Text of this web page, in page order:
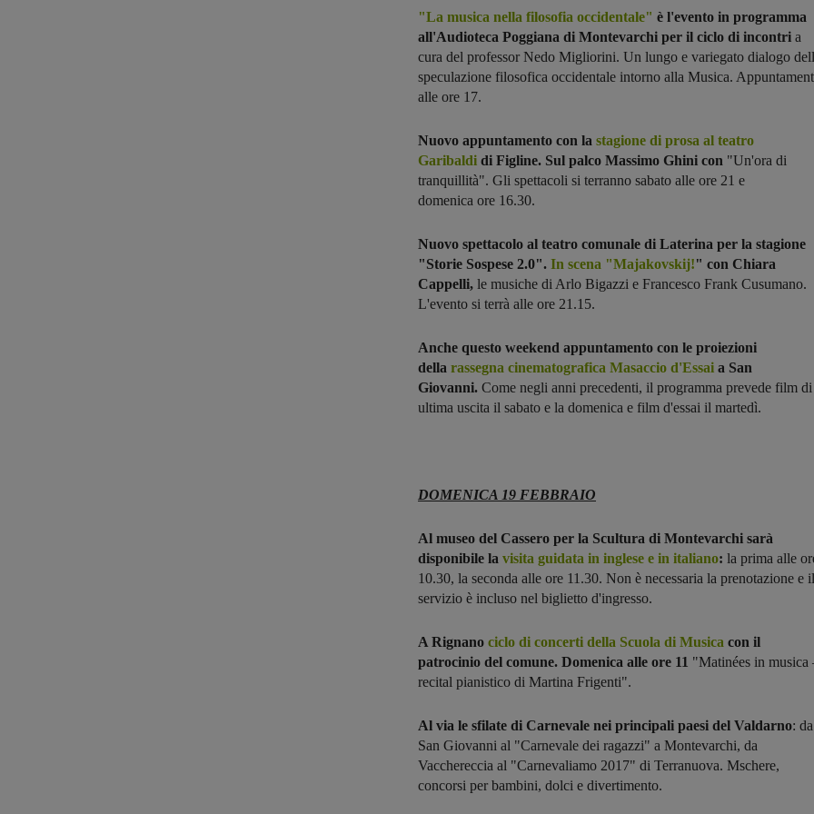
"La musica nella filosofia occidentale" è l'evento in programma
all'Audioteca Poggiana di Montevarchi per il ciclo di incontri a
cura del professor Nedo Migliorini. Un lungo e variegato dialogo
speculazione filosofica occidentale intorno alla Musica.
alle ore 17.
Nuovo appuntamento con la stagione di prosa al teatro
Garibaldi di Figline. Sul palco Massimo Ghini con "Un'ora di
tranquillità". Gli spettacoli si terranno sabato alle ore 21 e
domenica ore 16.30.
Nuovo spettacolo al teatro comunale di Laterina per la stagione
"Storie Sospese 2.0". In scena "Majakovskij!" con Chiara
Cappelli, le musiche di Arlo Bigazzi e Francesco Frank Cusumano.
L'evento si terrà alle ore 21.15.
Anche questo weekend appuntamento con le proiezioni
della rassegna cinematografica Masaccio d'Essai a San
Giovanni. Come negli anni precedenti, il programma prevede film di
ultima uscita il sabato e la domenica e film d'essai il martedì.
DOMENICA 19 FEBBRAIO
Al museo del Cassero per la Scultura di Montevarchi sarà
disponibile la visita guidata in inglese e in italiano: la prima alle
10.30, la seconda alle ore 11.30. Non è necessaria la prenotazione e il
servizio è incluso nel biglietto d'ingresso.
A Rignano ciclo di concerti della Scuola di Musica con il
patrocinio del comune. Domenica alle ore 11 "Matinées in musica
recital pianistico di Martina Frigenti".
Al via le sfilate di Carnevale nei principali paesi del Valdarno: da
San Giovanni al "Carnevale dei ragazzi" a Montevarchi, da
Vacchereccia al "Carnevaliamo 2017" di Terranuova. Mschere,
concorsi per bambini, dolci e divertimento.